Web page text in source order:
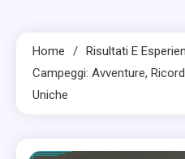
Home
Risultati E
Campeggi: Avventure,
Uniche